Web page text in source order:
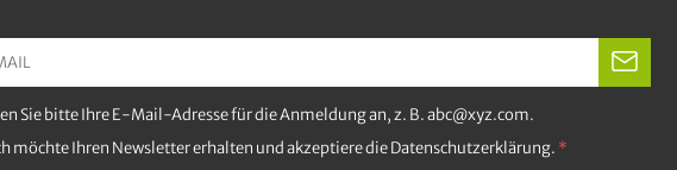
Sie bitte Ihre E-Mail-Adresse für die Anmeldung an, z. B. abc@xyz.com.
möchte Ihren Newsletter erhalten und akzeptiere die Datenschutzerklärung.